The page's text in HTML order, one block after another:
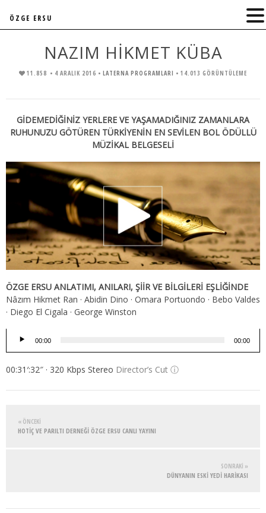
NAZIM HİKMET KÜBA
11.858 • 4 ARALIK 2016 • LATERNA PROGRAMLARI • 14.013 GÖRÜNTÜLEME
GİDEMEDİĞİNİZ YERLERE VE YAŞAMADIĞINIZ ZAMANLARA
RUHUNUZU GÖTÜREN TÜRKİYENİN EN SEVİLEN BOL ÖDÜLLÜ
MÜZİKAL BELGESELİ
ÖZGE ERSU ANLATIMI, ANILARI, ŞİİR VE BİLGİLERİ EŞLİĞİNDE
Nâzım Hikmet Ran · Abidin Dino · Omara Portuondo · Bebo Valdes
· Diego El Cigala · George Winston
00:00 00:00
00:31′:32″ · 320 Kbps Stereo Director’s Cut ⓘ
« ÖNCEKI
HOTİÇ VE PARILTI DERNEĞİ ÖZGE ERSU CANLI YAYINI
SONRAKI »
DÜNYANIN ESKİ YEDİ HARİKASI
ÖZGE ERSU